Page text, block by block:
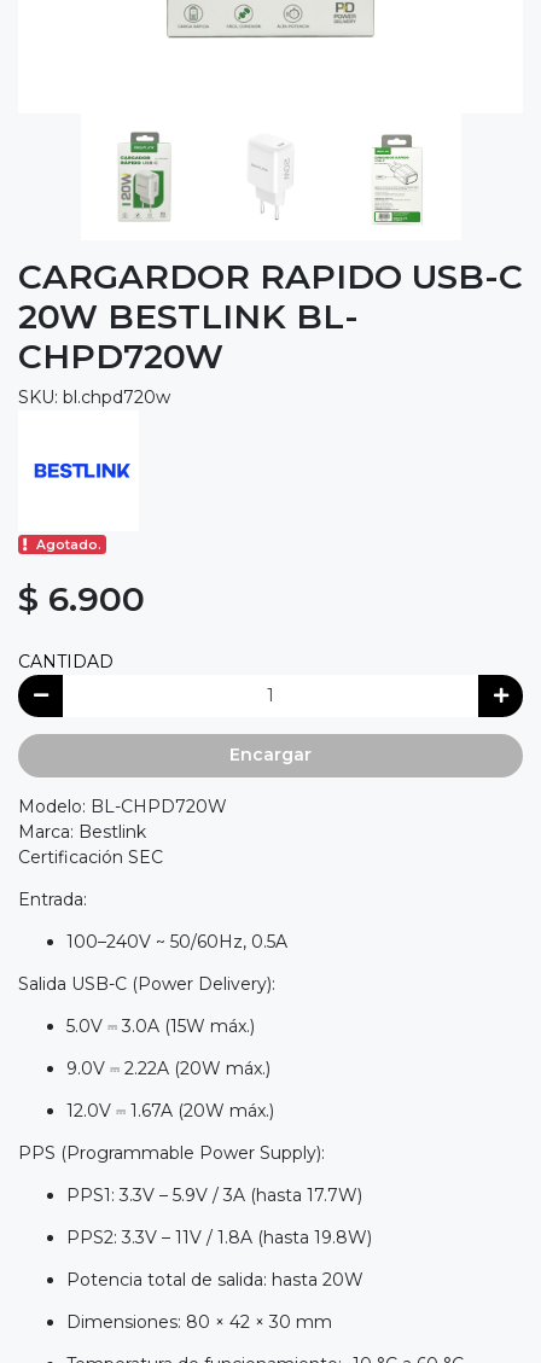
CARGARDOR RAPIDO USB-C
20W BESTLINK BL-
CHPD720W
SKU: bl.chpd720w
Agotado.
$ 6.900
CANTIDAD
Encargar
Modelo: BL-CHPD720W
Marca: Bestlink
Certificación SEC
Entrada:
100–240V ~ 50/60Hz, 0.5A
Salida USB-C (Power Delivery):
5.0V ⎓ 3.0A (15W máx.)
9.0V ⎓ 2.22A (20W máx.)
12.0V ⎓ 1.67A (20W máx.)
PPS (Programmable Power Supply):
PPS1: 3.3V – 5.9V / 3A (hasta 17.7W)
PPS2: 3.3V – 11V / 1.8A (hasta 19.8W)
Potencia total de salida: hasta 20W
Dimensiones: 80 × 42 × 30 mm